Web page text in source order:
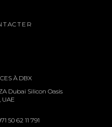
À DBX
Dubai Silicon Oasis
UAE
50 62 11 791